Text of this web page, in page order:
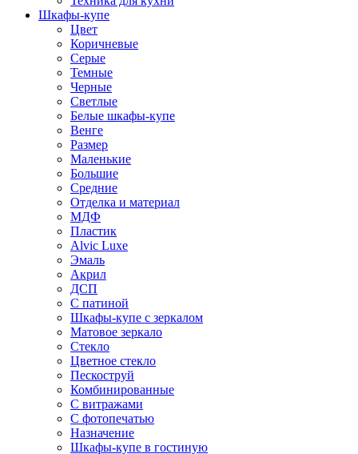
Шкафы-купе
Цвет
Коричневые
Серые
Темные
Черные
Светлые
Белые шкафы-купе
Венге
Размер
Маленькие
Большие
Средние
Отделка и материал
МДФ
Пластик
Alvic Luxe
Эмаль
Акрил
ДСП
С патиной
Шкафы-купе с зеркалом
Матовое зеркало
Стекло
Цветное стекло
Пескоструй
Комбинированные
С витражами
С фотопечатью
Назначение
Шкафы-купе в гостиную